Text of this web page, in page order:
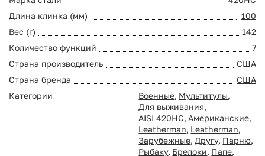
Длина клинка (мм)
100
Вес (г)
142
Количество функций
7
Страна производитель
США
Страна бренда
США
Категории
Военные, Мультитулы,
Для выживания,
AISI 420HC, Американские,
Leatherman, Leatherman,
Зарубежные, Другу, Парню,
Рыбаку, Брелоки, Папе,